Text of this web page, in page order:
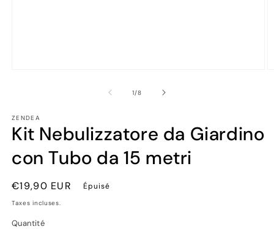
une
fenêtre
modale
1/de
8
ZENDEA
Kit Nebulizzatore da Giardino
con Tubo da 15 metri
Prix
habituel
€19,90 EUR Épuisé
Taxes incluses.
Quantité